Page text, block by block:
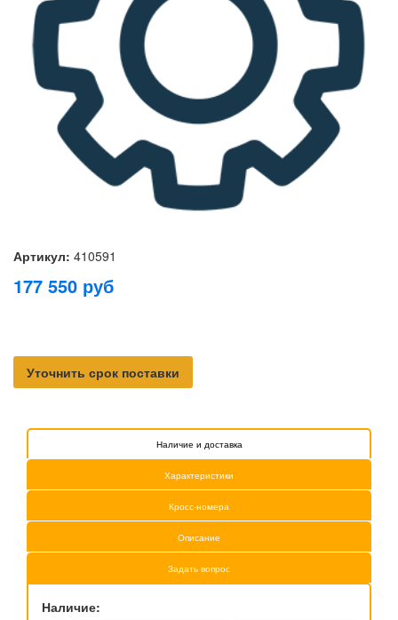
Артикул: 410591
177 550 руб
Уточнить срок поставки
Наличие и доставка
Характеристики
Кросс-номера
Описание
Задать вопрос
Наличие: